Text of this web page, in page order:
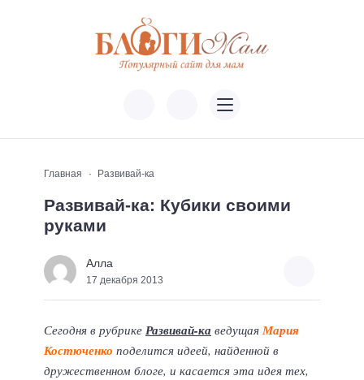
Главная Развивай-ка
Развивай-ка: Кубики своими
руками
Алла
17 декабря 2013
Сегодня в рубрике Развивай-ка ведущая Мария
Костюченко поделится идеей, найденной в
дружественном блоге, и касается эта идея тех,